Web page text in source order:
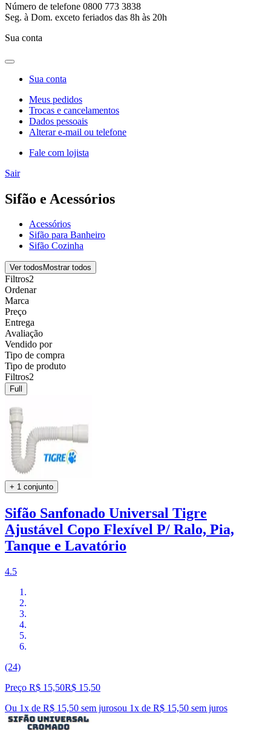
Número de telefone 0800 773 3838
Seg. à Dom. exceto feriados das 8h às 20h
Sua conta
Sua conta
Meus pedidos
Trocas e cancelamentos
Dados pessoais
Alterar e-mail ou telefone
Fale com lojista
Sair
Sifão e Acessórios
Acessórios
Sifão para Banheiro
Sifão Cozinha
Ver todos Mostrar todos
Filtros2
Ordenar
Marca
Preço
Entrega
Avaliação
Vendido por
Tipo de compra
Tipo de produto
Filtros2
Full
+ 1 conjunto
Sifão Sanfonado Universal Tigre
Ajustável Copo Flexível P/ Ralo, Pia,
Tanque e Lavatório
4.5
(24)
Preço R$ 15,50R$ 15,50
Ou 1x de R$ 15,50 sem jurosou 1x de R$ 15,50 sem juros